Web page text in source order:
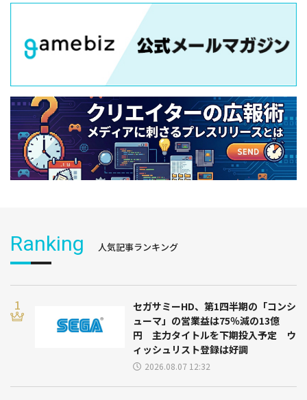
Ranking 人気記事ランキング
セガサミーHD、第1四半期の「コンシ
ューマ」の営業益は75％減の13億
円 主力タイトルを下期投入予定 ウ
ィッシュリスト登録は好調
2026.08.07 12:32